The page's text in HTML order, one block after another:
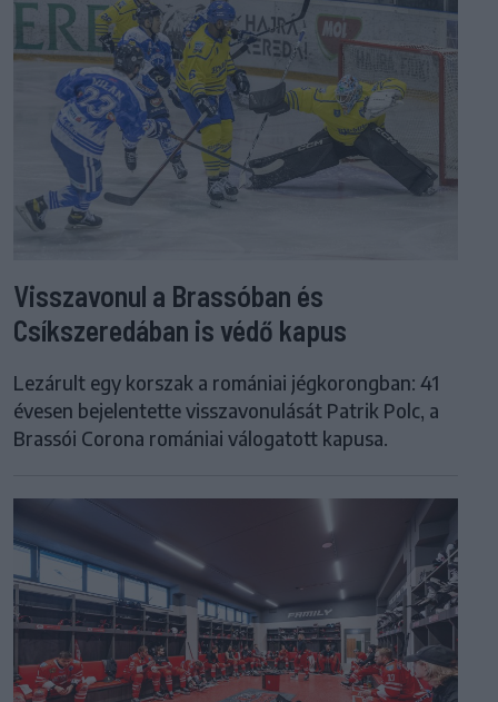
Visszavonul a Brassóban és
Csíkszeredában is védő kapus
Lezárult egy korszak a romániai jégkorongban: 41
évesen bejelentette visszavonulását Patrik Polc, a
Brassói Corona romániai válogatott kapusa.